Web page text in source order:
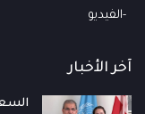
الفيديو
آخر الأخبار